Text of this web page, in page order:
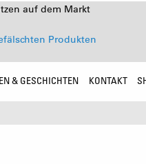
auf dem Markt
Produkten
& GESCHICHTEN KONTAKT